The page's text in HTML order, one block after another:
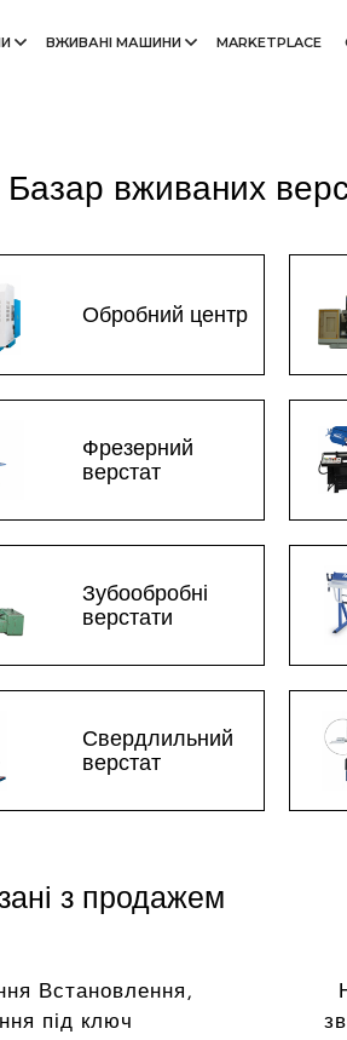
ВЖИВАНІ МАШИНИ MARKETPLACE
Базар вживаних
Обробний центр
Фрезерний
верстат
Зубообробні
верстати
Свердлильний
верстат
з продажем
Встановлення,
під ключ